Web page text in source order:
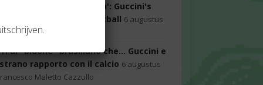
Sarri to the Brazilian 'Flop': Guccini's
Relationship with Football 6 augustus
Maletto Cazzullo
al "bidone" brasiliano che... Guccini e
rapporto con il calcio 6 augustus
Maletto Cazzullo